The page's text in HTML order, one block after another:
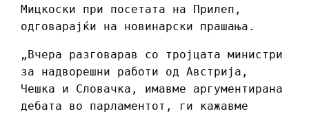
Мицкоски при посетата на Прилеп,
одговарајќи на новинарски прашања.
„Вчера разговарав со тројцата министри
за надворешни работи од Австрија,
Чешка и Словачка, имавме аргументирана
дебата во парламентот, ги кажавме